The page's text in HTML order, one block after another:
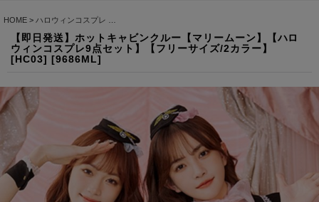
HOME > ハロウィンコスプレ
【即日発送】ホットキャビンクルー【マリームーン】【ハロ
ウィンコスプレ9点セット】【フリーサイズ/2カラー】
[HC03] [9686ML]